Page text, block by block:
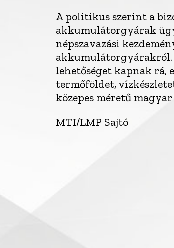
A politikus szerint a
akkumulátorgyárak
népszavazási
akkumulátorgyárakról.
lehetőséget kapnak
termőföldet,
közepes méretű
MTI/LMP Sajtó